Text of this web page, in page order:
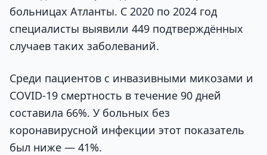
больницах Атланты. С 2020 по 2024 год
специалисты выявили 449 подтверждённых
случаев таких заболеваний.
Среди пациентов с инвазивными микозами и
COVID-19 смертность в течение 90 дней
составила 66%. У больных без
коронавирусной инфекции этот показатель
был ниже — 41%.